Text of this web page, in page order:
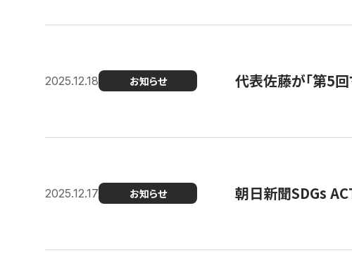
2025.12.18 お知らせ 代表佐藤が「第5回
2025.12.17 お知らせ 朝日新聞SDGs